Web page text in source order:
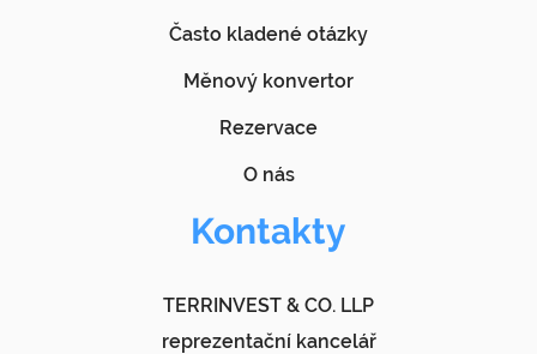
Často kladené otázky
Měnový konvertor
Rezervace
O nás
Kontakty
TERRINVEST & CO. LLP
reprezentační kancelář